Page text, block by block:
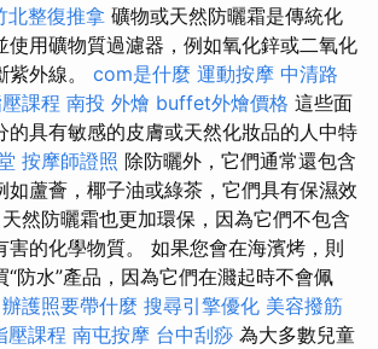
北整復推拿 礦物或天然防曬霜是傳統化
使用礦物質過濾器，例如氧化鋅或二氧化
紫外線。 com是什麼 運動按摩 中清路
課程 南投 外燴 buffet外燴價格 這些面
的具有敏感的皮膚或天然化妝品的人中特
按摩師證照 除防曬外，它們通常還包含
如蘆薈，椰子油或綠茶，它們具有保濕效
天然防曬霜也更加環保，因為它們不包含
害的化學物質。 如果您會在海濱烤，則
“防水”產品，因為它們在濺起時不會佩
辦護照要帶什麼 搜尋引擎優化 美容撥筋
壓課程 南屯按摩 台中刮痧 為大多數兒童